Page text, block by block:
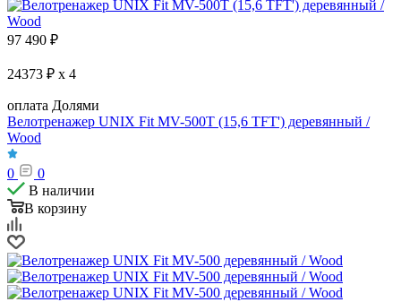
97 490 ₽
24373 ₽ x 4
оплата Долями
Велотренажер UNIX Fit MV-500T (15,6 TFT') деревянный /
Wood
0
0
В наличии
В корзину